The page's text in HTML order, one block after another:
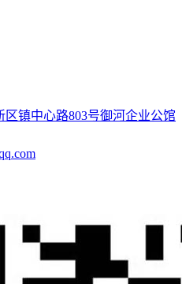
区镇中心路803号御河企业公馆